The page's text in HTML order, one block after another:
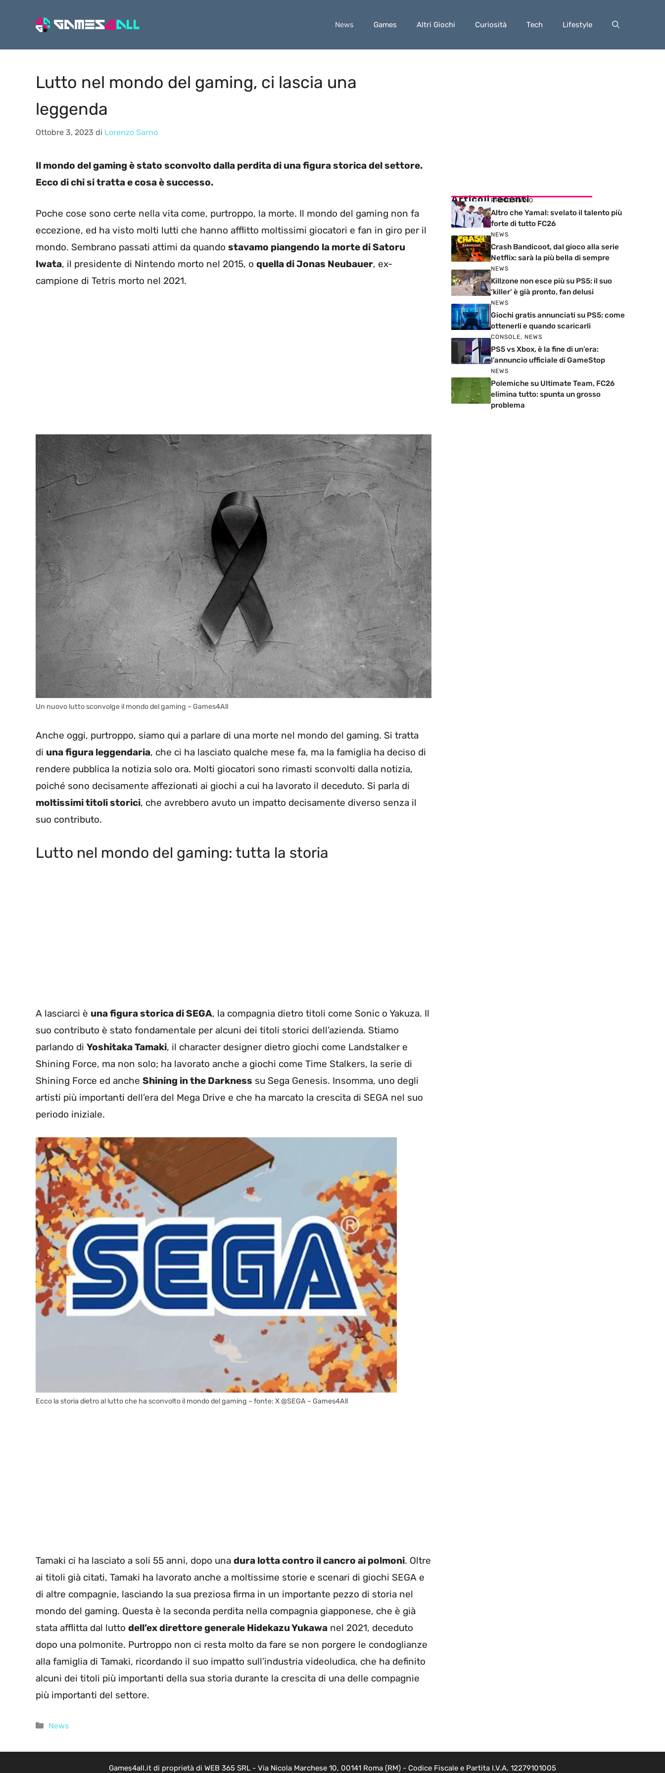
News Games Altri Giochi Curiosità Tech Lifestyle
Lutto nel mondo del gaming, ci lascia una
leggenda
Ottobre 3, 2023 di Lorenzo Sarno
Il mondo del gaming è stato sconvolto dalla perdita di una figura storica del settore.
Ecco di chi si tratta e cosa è successo.
Poche cose sono certe nella vita come, purtroppo, la morte. Il mondo del gaming non fa
eccezione, ed ha visto molti lutti che hanno afflitto moltissimi giocatori e fan in giro per il
mondo. Sembrano passati attimi da quando stavamo piangendo la morte di Satoru
Iwata, il presidente di Nintendo morto nel 2015, o quella di Jonas Neubauer, ex-
campione di Tetris morto nel 2021.
Un nuovo lutto sconvolge il mondo del gaming – Games4All
Anche oggi, purtroppo, siamo qui a parlare di una morte nel mondo del gaming. Si tratta
di una figura leggendaria, che ci ha lasciato qualche mese fa, ma la famiglia ha deciso di
rendere pubblica la notizia solo ora. Molti giocatori sono rimasti sconvolti dalla notizia,
poiché sono decisamente affezionati ai giochi a cui ha lavorato il deceduto. Si parla di
moltissimi titoli storici, che avrebbero avuto un impatto decisamente diverso senza il
suo contributo.
Lutto nel mondo del gaming: tutta la storia
A lasciarci è una figura storica di SEGA, la compagnia dietro titoli come Sonic o Yakuza. Il
suo contributo è stato fondamentale per alcuni dei titoli storici dell’azienda. Stiamo
parlando di Yoshitaka Tamaki, il character designer dietro giochi come Landstalker e
Shining Force, ma non solo; ha lavorato anche a giochi come Time Stalkers, la serie di
Shining Force ed anche Shining in the Darkness su Sega Genesis. Insomma, uno degli
artisti più importanti dell’era del Mega Drive e che ha marcato la crescita di SEGA nel suo
periodo iniziale.
Ecco la storia dietro al lutto che ha sconvolto il mondo del gaming – fonte: X @SEGA – Games4All
Tamaki ci ha lasciato a soli 55 anni, dopo una dura lotta contro il cancro ai polmoni. Oltre
ai titoli già citati, Tamaki ha lavorato anche a moltissime storie e scenari di giochi SEGA e
di altre compagnie, lasciando la sua preziosa firma in un importante pezzo di storia nel
mondo del gaming. Questa è la seconda perdita nella compagnia giapponese, che è già
stata afflitta dal lutto dell’ex direttore generale Hidekazu Yukawa nel 2021, deceduto
dopo una polmonite. Purtroppo non ci resta molto da fare se non porgere le condoglianze
alla famiglia di Tamaki, ricordando il suo impatto sull’industria videoludica, che ha definito
alcuni dei titoli più importanti della sua storia durante la crescita di una delle compagnie
più importanti del settore.
Categorie
News
Articoli recenti
PRIMO PIANO
Altro che Yamal: svelato il talento più
forte di tutto FC26
NEWS
Crash Bandicoot, dal gioco alla serie
Netflix: sarà la più bella di sempre
NEWS
Killzone non esce più su PS5: il suo
‘killer’ è già pronto, fan delusi
NEWS
Giochi gratis annunciati su PS5: come
ottenerli e quando scaricarli
CONSOLE, NEWS
PS5 vs Xbox, è la fine di un’era:
l’annuncio ufficiale di GameStop
NEWS
Polemiche su Ultimate Team, FC26
elimina tutto: spunta un grosso
problema
Games4all.it di proprietà di WEB 365 SRL - Via Nicola Marchese 10, 00141 Roma (RM) - Codice Fiscale e Partita I.V.A. 12279101005